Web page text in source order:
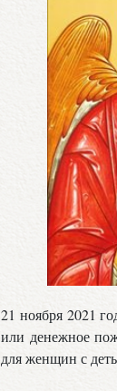
21 ноября 2021
или денежное
для женщин с